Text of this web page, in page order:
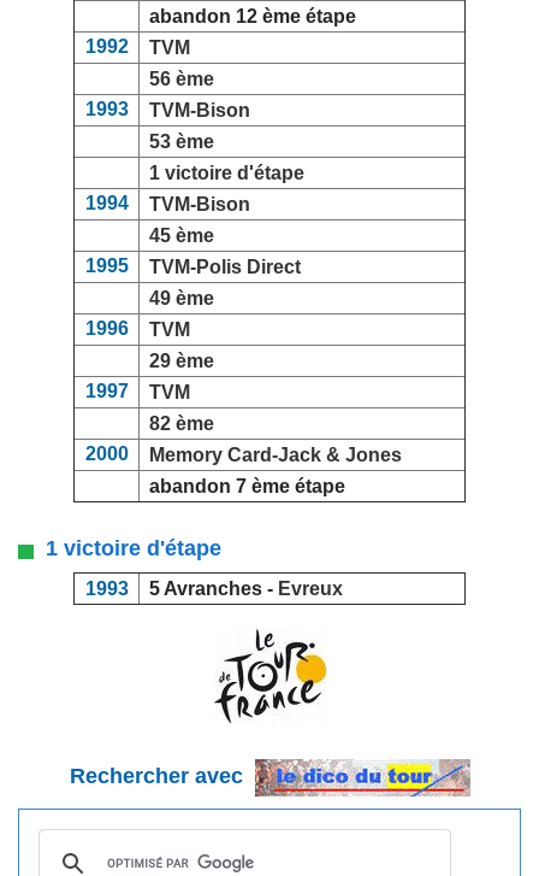
abandon 12 ème étape
1992
TVM
56 ème
1993
TVM-Bison
53 ème
1 victoire d'étape
1994
TVM-Bison
45 ème
1995
TVM-Polis Direct
49 ème
1996
TVM
29 ème
1997
TVM
82 ème
2000
Memory Card-Jack & Jones
abandon 7 ème étape
1 victoire d'étape
1993 5 Avranches - Evreux
Rechercher avec